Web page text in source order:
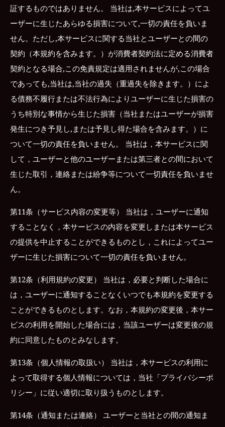
証するものではありません。 当社は,本サービスによってユ
ーザーに生じたあらゆる損害について,一切の責任を負いま
せん。ただし,本サービスに関する当社とユーザーとの間の
契約（本規約を含みます。）が消費者契約法に定める消費者
契約となる場合,この免責規定は適用されませんが,この場合
であっても,当社は,当社の過失（重過失を除きます。）によ
る債務不履行または不法行為によりユーザーに生じた損害の
うち特別な事情から生じた損害（当社またはユーザーが損害
発生につき予見し,または予見し得た場合を含みます。）に
ついて一切の責任を負いません。 当社は，本サービスに関
して，ユーザーと他のユーザーまたは第三者との間において
生じた取引，連絡または紛争等について一切責任を負いませ
ん。
第11条（サービス内容の変更等） 当社は，ユーザーに通知
することなく，本サービスの内容を変更しまたは本サービス
の提供を中止することができるものとし，これによってユー
ザーに生じた損害について一切の責任を負いません。
第12条（利用規約の変更） 当社は，必要と判断した場合に
は，ユーザーに通知することなくいつでも本規約を変更する
ことができるものとします。なお，本規約の変更後，本サー
ビスの利用を開始した場合には，当該ユーザーは変更後の規
約に同意したものとみなします。
第13条（個人情報の取扱い） 当社は，本サービスの利用に
よって取得する個人情報については，当社「プライバシーポ
リシー」に従い適切に取り扱うものとします。
第14条（通知または連絡） ユーザーと当社との間の通知ま